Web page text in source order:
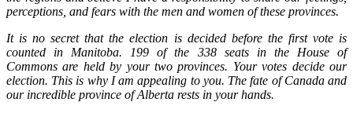
perceptions, and fears with the men and women of these provinces.
It is no secret that the election is decided before the first vote is
counted in Manitoba. 199 of the 338 seats in the House of
Commons are held by your two provinces. Your votes decide our
election. This is why I am appealing to you. The fate of Canada and
our incredible province of Alberta rests in your hands.